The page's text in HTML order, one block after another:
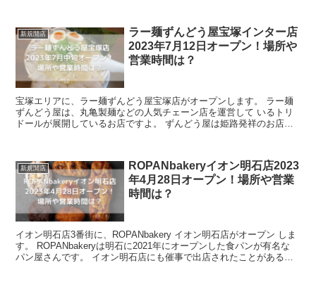
新規開店
ラー麺ずんどう屋宝塚インター店
2023年7月12日オープン！場所や
営業時間は？
宝塚エリアに、ラー麺ずんどう屋宝塚店がオープンします。 ラー麺
ずんどう屋は、丸亀製麺などの人気チェーン店を運営して いるトリ
ドールが展開しているお店ですよ。 ずんどう屋は姫路発祥のお店で
新規開店
ROPANbakeryイオン明石店2023
年4月28日オープン！場所や営業
時間は？
イオン明石店3番街に、ROPANbakery イオン明石店がオープン しま
す。 ROPANbakeryは明石に2021年にオープンした食パンが有名な
パン屋さんです。 イオン明石店にも催事で出店されたことがあるよ